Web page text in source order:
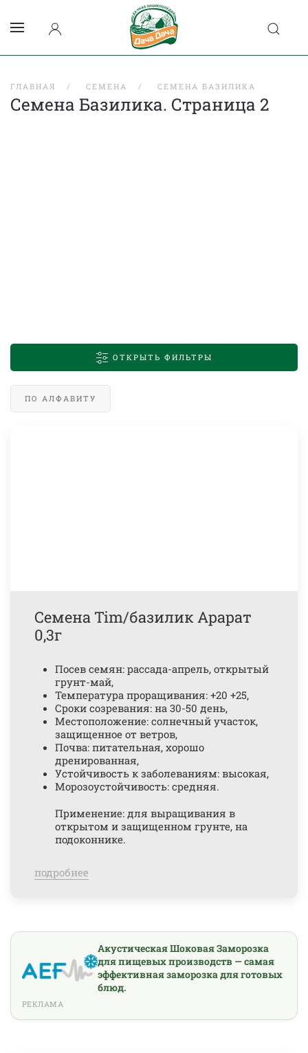
ГЛАВНАЯ СЕМЕНА СЕМЕНА БАЗИЛИКА
Семена Базилика. Страница 2
ОТКРЫТЬ ФИЛЬТРЫ
ПО АЛФАВИТУ
Семена Tim/базилик Арарат
0,3г
Посев семян: рассада-апрель, открытый
грунт-май,
Температура проращивания: +20 +25,
Сроки созревания: на 30-50 день,
Местоположение: солнечный участок,
защищенное от ветров,
Почва: питательная, хорошо
дренированная,
Устойчивость к заболеваниям: высокая,
Морозоустойчивость: средняя.
Применение: для выращивания в
открытом и защищенном грунте, на
подоконнике.
подробнее
Акустическая Шоковая Заморозка
для пищевых производств — самая
эффективная заморозка для готовых
блюд.
РЕКЛАМА